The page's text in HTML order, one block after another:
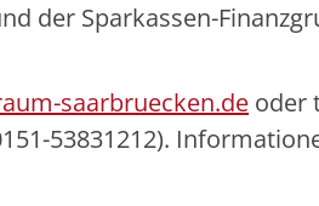
der Sparkassen-
saarbruecken.de oder
53831212).